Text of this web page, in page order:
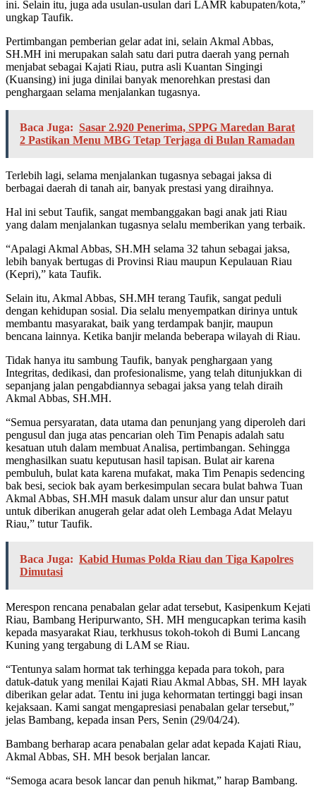
ini. Selain itu, juga ada usulan-usulan dari LAMR kabupaten/kota,”
ungkap Taufik.
Pertimbangan pemberian gelar adat ini, selain Akmal Abbas,
SH.MH ini merupakan salah satu dari putra daerah yang pernah
menjabat sebagai Kajati Riau, putra asli Kuantan Singingi
(Kuansing) ini juga dinilai banyak menorehkan prestasi dan
penghargaan selama menjalankan tugasnya.
Baca Juga: Sasar 2.920 Penerima, SPPG Maredan Barat
2 Pastikan Menu MBG Tetap Terjaga di Bulan Ramadan
Terlebih lagi, selama menjalankan tugasnya sebagai jaksa di
berbagai daerah di tanah air, banyak prestasi yang diraihnya.
Hal ini sebut Taufik, sangat membanggakan bagi anak jati Riau
yang dalam menjalankan tugasnya selalu memberikan yang terbaik.
“Apalagi Akmal Abbas, SH.MH selama 32 tahun sebagai jaksa,
lebih banyak bertugas di Provinsi Riau maupun Kepulauan Riau
(Kepri),” kata Taufik.
Selain itu, Akmal Abbas, SH.MH terang Taufik, sangat peduli
dengan kehidupan sosial. Dia selalu menyempatkan dirinya untuk
membantu masyarakat, baik yang terdampak banjir, maupun
bencana lainnya. Ketika banjir melanda beberapa wilayah di Riau.
Tidak hanya itu sambung Taufik, banyak penghargaan yang
Integritas, dedikasi, dan profesionalisme, yang telah ditunjukkan di
sepanjang jalan pengabdiannya sebagai jaksa yang telah diraih
Akmal Abbas, SH.MH.
“Semua persyaratan, data utama dan penunjang yang diperoleh dari
pengusul dan juga atas pencarian oleh Tim Penapis adalah satu
kesatuan utuh dalam membuat Analisa, pertimbangan. Sehingga
menghasilkan suatu keputusan hasil tapisan. Bulat air karena
pembuluh, bulat kata karena mufakat, maka Tim Penapis sedencing
bak besi, seciok bak ayam berkesimpulan secara bulat bahwa Tuan
Akmal Abbas, SH.MH masuk dalam unsur alur dan unsur patut
untuk diberikan anugerah gelar adat oleh Lembaga Adat Melayu
Riau,” tutur Taufik.
Baca Juga: Kabid Humas Polda Riau dan Tiga Kapolres
Dimutasi
Merespon rencana penabalan gelar adat tersebut, Kasipenkum Kejati
Riau, Bambang Heripurwanto, SH. MH mengucapkan terima kasih
kepada masyarakat Riau, terkhusus tokoh-tokoh di Bumi Lancang
Kuning yang tergabung di LAM se Riau.
“Tentunya salam hormat tak terhingga kepada para tokoh, para
datuk-datuk yang menilai Kajati Riau Akmal Abbas, SH. MH layak
diberikan gelar adat. Tentu ini juga kehormatan tertinggi bagi insan
kejaksaan. Kami sangat mengapresiasi penabalan gelar tersebut,”
jelas Bambang, kepada insan Pers, Senin (29/04/24).
Bambang berharap acara penabalan gelar adat kepada Kajati Riau,
Akmal Abbas, SH. MH besok berjalan lancar.
“Semoga acara besok lancar dan penuh hikmat,” harap Bambang.